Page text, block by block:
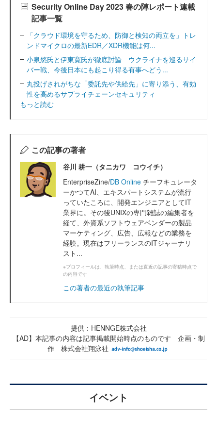
Security Online Day 2023 春の陣レポート連載
記事一覧
「クラウド環境を守るため、防御と検知の両立を」トレ
ンドマイクロの最新EDR／XDR機能は何...
小泉悠氏と伊東寛氏が徹底討論 ウクライナを巡るサイ
バー戦、今後日本にも起こり得る有事へどう...
丸投げされがちな「委託先や供給先」に寄り添う、有効
性を高めるサプライチェーンセキュリティ
もっと読む
この記事の著者
谷川 耕一（タニカワ コウイチ）
EnterpriseZine/DB Online チーフキュレータ
ーかつてAI、エキスパートシステムが流行
っていたころに、開発エンジニアとしてIT
業界に。その後UNIXの専門雑誌の編集者を
経て、外資系ソフトウェアベンダーの製品
マーケティング、広告、広報などの業務を
経験。現在はフリーランスのITジャーナリ
スト...
※プロフィールは、執筆時点、または直近の記事の寄稿時点で
の内容です
この著者の最近の執筆記事
提供：HENNGE株式会社
【AD】本記事の内容は記事掲載開始時点のものです 企画・制
作 株式会社翔泳社
イベント